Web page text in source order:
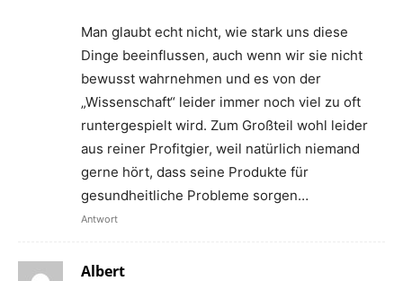
Man glaubt echt nicht, wie stark uns diese
Dinge beeinflussen, auch wenn wir sie nicht
bewusst wahrnehmen und es von der
„Wissenschaft“ leider immer noch viel zu oft
runtergespielt wird. Zum Großteil wohl leider
aus reiner Profitgier, weil natürlich niemand
gerne hört, dass seine Produkte für
gesundheitliche Probleme sorgen…
Antwort
Albert